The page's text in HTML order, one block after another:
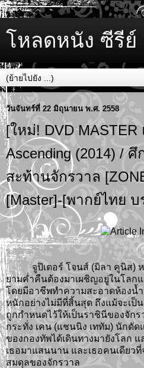
โหลดหนัง ซีรีย์
วันจันทร์ที่ 22 มิถุนายน พ.ศ. 2558
[ใหม่! DVD MASTER
Ascending (2014) /
สะท้านจักรวาล
[Master]-[พากย์ไทย บ
จูปิเตอร์ โจนส์ (มิลา คูนิส) หญิ
ยามค่ำคืนต้องมาเผชิญอยู่ในโลก
โดยมีอาชีพทำความสะอาดห้องน้
หนักอย่างไม่มีที่สิ้นสุด ถึงแม้จะเป็
ถูกกำหนดไว้ให้เป็นราชินีของจัก
กระทั่ง เคน (แชนนิง เททัม) นักดั
ของกองทัพได้เดินทางมายังโลก
เธอมาแสนนาน และเธอคนเดียว
สมดุลของจักรวาล